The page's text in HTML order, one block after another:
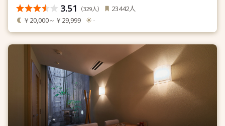
3.51 （329人） 23442人
￥20,000～￥29,999 -